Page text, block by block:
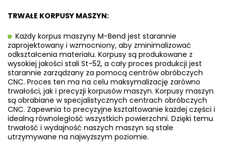
TRWAŁE KORPUSY MASZYN:
Każdy korpus maszyny M-Bend jest starannie
zaprojektowany i wzmocniony, aby zminimalizować
odkształcenia materiału. Korpusy są produkowane z
wysokiej jakości stali St-52, a cały proces produkcji jest
starannie zarządzany za pomocą centrów obróbczych
CNC. Proces ten ma na celu maksymalizację zarówno
trwałości, jak i precyzji korpusów maszyn. Korpusy maszyn
są obrabiane w specjalistycznych centrach obróbczych
CNC. Zapewnia to precyzyjne kształtowanie każdej części i
idealną równoległość wszystkich powierzchni. Dzięki temu
trwałość i wydajność naszych maszyn są stale
utrzymywane na najwyższym poziomie.